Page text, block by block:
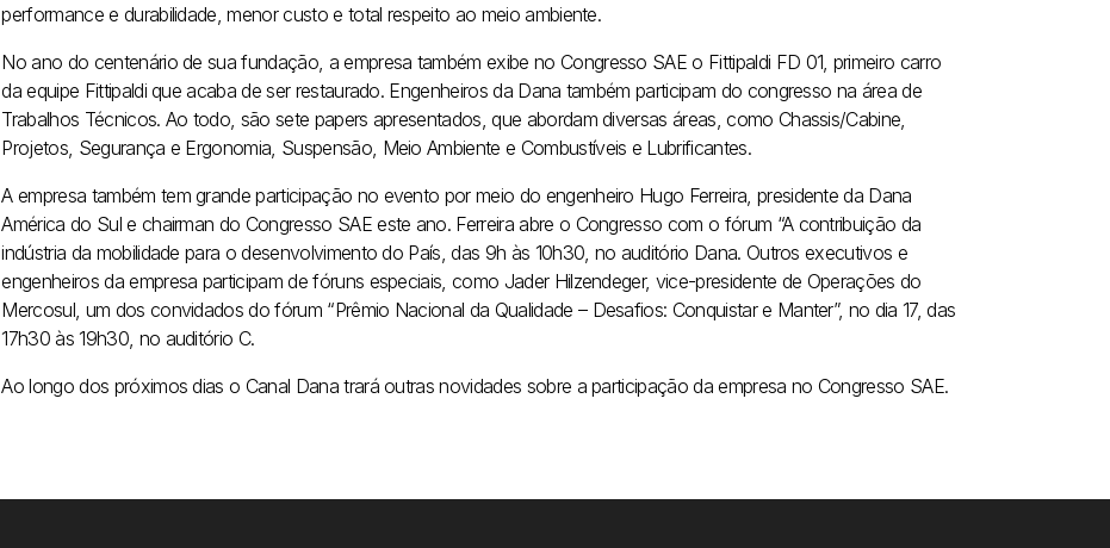
performance e durabilidade, menor custo e total respeito ao meio ambiente.
No ano do centenário de sua fundação, a empresa também exibe no Congresso SAE o Fittipaldi FD 01, primeiro carro
da equipe Fittipaldi que acaba de ser restaurado. Engenheiros da Dana também participam do congresso na área de
Trabalhos Técnicos. Ao todo, são sete papers apresentados, que abordam diversas áreas, como Chassis/Cabine,
Projetos, Segurança e Ergonomia, Suspensão, Meio Ambiente e Combustíveis e Lubrificantes.
A empresa também tem grande participação no evento por meio do engenheiro Hugo Ferreira, presidente da Dana
América do Sul e chairman do Congresso SAE este ano. Ferreira abre o Congresso com o fórum “A contribuição da
indústria da mobilidade para o desenvolvimento do País, das 9h às 10h30, no auditório Dana. Outros executivos e
engenheiros da empresa participam de fóruns especiais, como Jader Hilzendeger, vice-presidente de Operações do
Mercosul, um dos convidados do fórum “Prêmio Nacional da Qualidade – Desafios: Conquistar e Manter”, no dia 17, das
17h30 às 19h30, no auditório C.
Ao longo dos próximos dias o Canal Dana trará outras novidades sobre a participação da empresa no Congresso SAE.